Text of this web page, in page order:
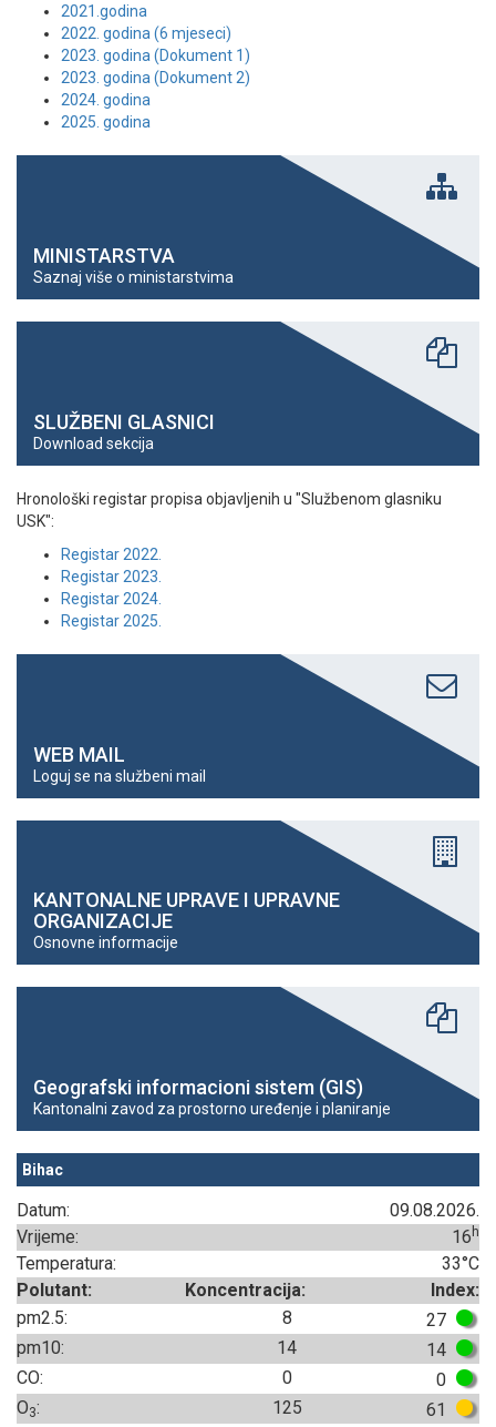
2021.godina
2022. godina (6 mjeseci)
2023. godina (Dokument 1)
2023. godina (Dokument 2)
2024. godina
2025. godina
MINISTARSTVA
Saznaj više o ministarstvima
SLUŽBENI GLASNICI
Download sekcija
Hronološki registar propisa objavljenih u "Službenom glasniku
USK":
Registar 2022.
Registar 2023.
Registar 2024.
Registar 2025.
WEB MAIL
Loguj se na službeni mail
KANTONALNE UPRAVE I UPRAVNE
ORGANIZACIJE
Osnovne informacije
Geografski informacioni sistem (GIS)
Kantonalni zavod za prostorno uređenje i planiranje
Bihac
Datum:
09.08.2026.
Vrijeme:
16 h
Temperatura:
33°C
Polutant:
Koncentracija:
Index:
pm2.5:
8
27
pm10:
14
14
CO:
0
0
O3: 125
61